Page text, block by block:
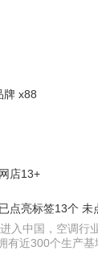
牌 x88
店13+
已点亮标签13个 未
入中国，空调行
近300个生产